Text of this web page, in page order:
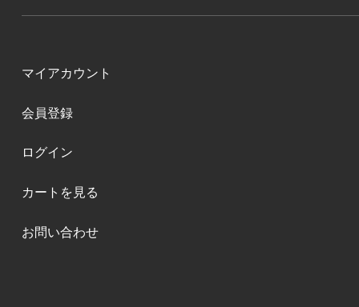
マイアカウント
会員登録
ログイン
カートを見る
お問い合わせ